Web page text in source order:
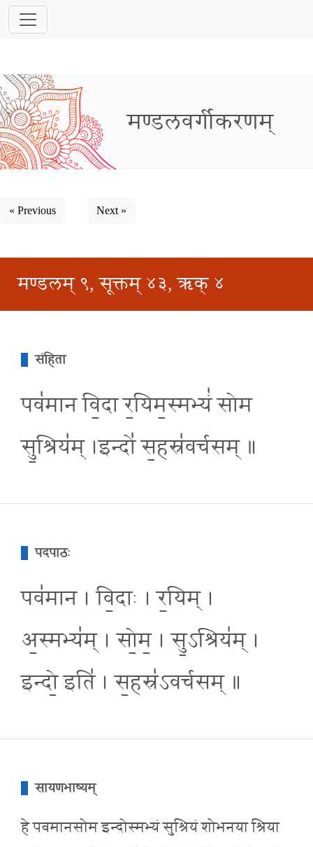
मण्डलवर्गीकरणम्
« Previous Next »
मण्डलम् ९, सूक्तम् ४३, ऋक् ४
संहिता
पव॑मान वि॒दा र॒यिम॒स्मभ्यं॑ सोम
सु॒श्रिय॑म् ।इन्दो॑ स॒हस्र॑वर्चसम् ॥
पदपाठः
पव॑मान । वि॒दाः । र॒यिम् ।
अ॒स्मभ्य॑म् । सो॒म॒ । सु॒ऽश्रिय॑म् ।
इन्दो॒ इति॑ । स॒हस्र॑ऽवर्चसम् ॥
सायणभाष्यम्
हे पवमानसोम इन्दोस्मभ्यं सुश्रियं शोभनया श्रिया